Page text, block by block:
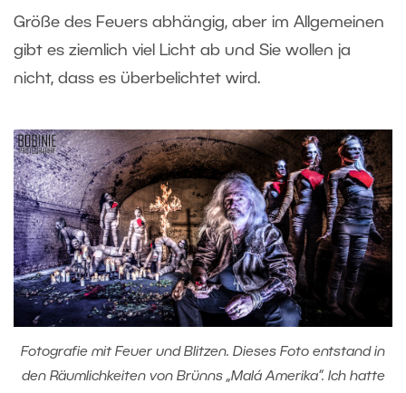
Größe des Feuers abhängig, aber im Allgemeinen
gibt es ziemlich viel Licht ab und Sie wollen ja
nicht, dass es überbelichtet wird.
Fotografie mit Feuer und Blitzen. Dieses Foto entstand in
den Räumlichkeiten von Brünns „Malá Amerika“. Ich hatte